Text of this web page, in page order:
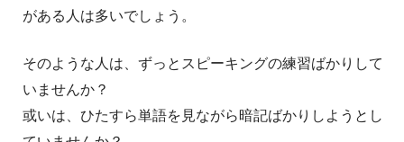
がある人は多いでしょう。
そのような人は、ずっとスピーキングの練習ばかりして
いませんか？
或いは、ひたすら単語を見ながら暗記ばかりしようとし